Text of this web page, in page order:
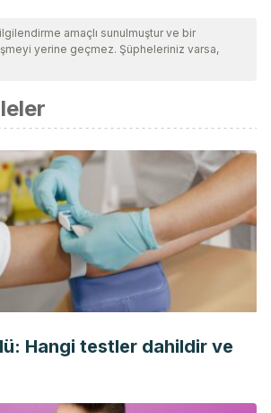
amaçlı sunulmuştur ve bir
yerine geçmez. Şüpheleriniz varsa,
Hangi testler dahildir ve